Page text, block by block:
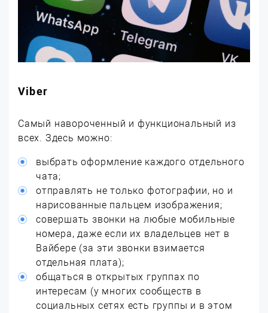
Viber
Самый навороченный и функциональный из
всех. Здесь можно:
выбрать оформление каждого отдельного
чата;
отправлять не только фотографии, но и
нарисованные пальцем изображения;
совершать звонки на любые мобильные
номера, даже если их владельцев нет в
Вайбере (за эти звонки взимается
отдельная плата);
общаться в открытых группах по
интересам (у многих сообществ в
социальных сетях есть группы и в этом